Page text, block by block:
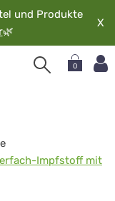
und Produkte
🌿
X
0
Impfstoff mit